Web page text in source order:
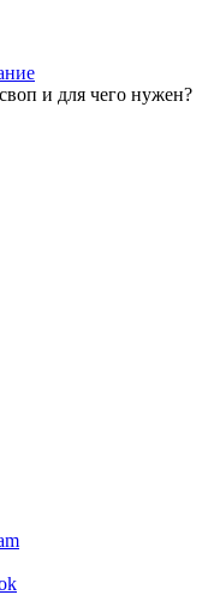
и для чего нужен?